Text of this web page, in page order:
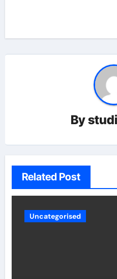
By
Related Post
Uncategorised